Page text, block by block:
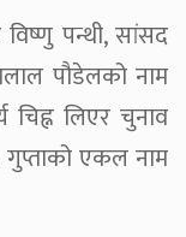
पन्थी, सांसद
पौडेलको नाम
लिएर चुनाव
एकल नाम